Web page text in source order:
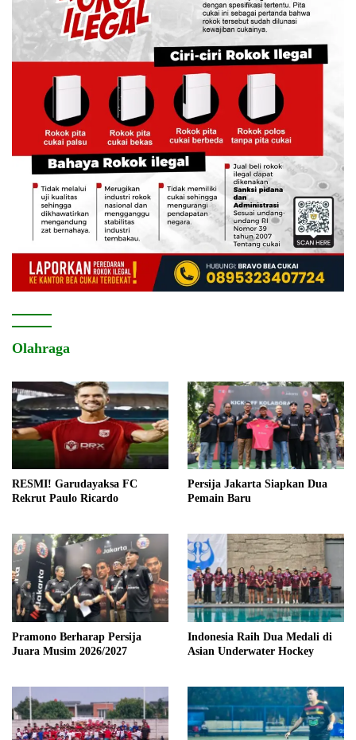
Olahraga
RESMI! Garudayaksa FC
Rekrut Paulo Ricardo
Persija Jakarta Siapkan Dua
Pemain Baru
Pramono Berharap Persija
Juara Musim 2026/2027
Indonesia Raih Dua Medali di
Asian Underwater Hockey